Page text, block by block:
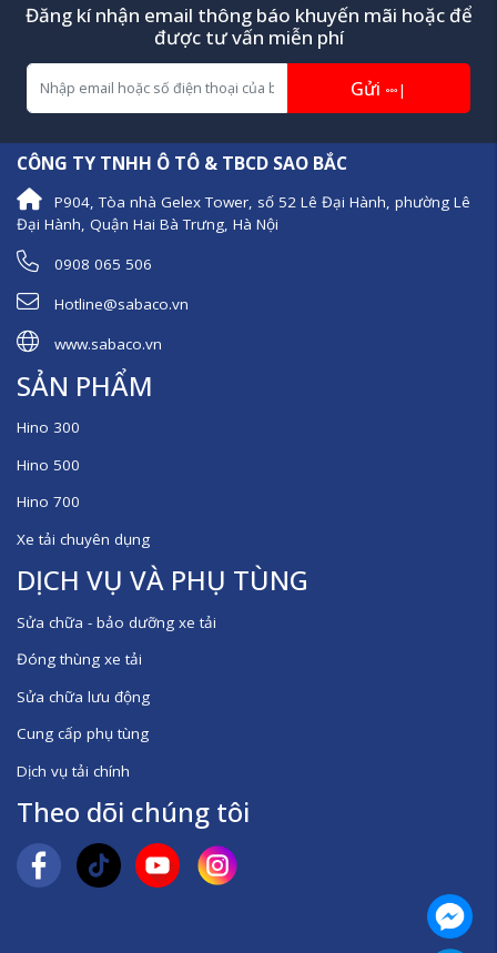
Đăng kí nhận email thông báo khuyến mãi hoặc để
được tư vấn miễn phí
Gửi |
CÔNG TY TNHH Ô TÔ & TBCD SAO BẮC
P904, Tòa nhà Gelex Tower, số 52 Lê Đại Hành, phường Lê
Đại Hành, Quận Hai Bà Trưng, Hà Nội
0908 065 506
Hotline@sabaco.vn
www.sabaco.vn
SẢN PHẨM
Hino 300
Hino 500
Hino 700
Xe tải chuyên dụng
DỊCH VỤ VÀ PHỤ TÙNG
Sửa chữa - bảo dưỡng xe tải
Đóng thùng xe tải
Sửa chữa lưu động
Cung cấp phụ tùng
Dịch vụ tải chính
Theo dõi chúng tôi